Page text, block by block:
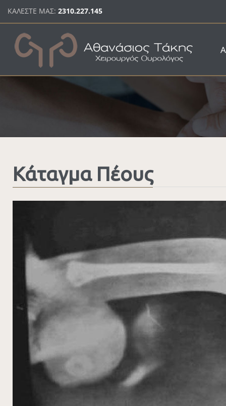
ΚΑΛΕΣΤΕ ΜΑΣ: 2310.227.145
Κάταγμα Πέους